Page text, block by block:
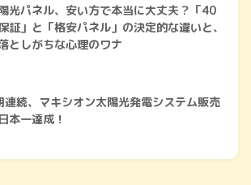
光パネル、安い方で本当に大丈夫？「40
証」と「格安パネル」の決定的な違いと、
としがちな心理のワナ
連続、マキシオン太陽光発電システム販売
本一達成！